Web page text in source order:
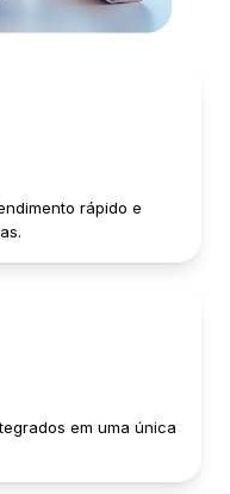
rápido e
em uma única